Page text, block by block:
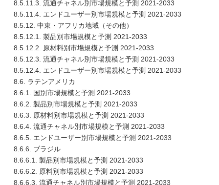
8.5.11.3. 流通チャネル別市場規模と予測 2021-2033
8.5.11.4. エンドユーザー別市場規模と予測 2021-2033
8.5.12. 中東・アフリカ地域（その他）
8.5.12.1. 製品別市場規模と予測 2021-2033
8.5.12.2. 原材料別市場規模と予測 2021-2033
8.5.12.3. 流通チャネル別市場規模と予測 2021-2033
8.5.12.4. エンドユーザー別市場規模と予測 2021-2033
8.6. ラテンアメリカ
8.6.1. 国別市場規模と予測 2021-2033
8.6.2. 製品別市場規模と予測 2021-2033
8.6.3. 原材料別市場規模と予測 2021-2033
8.6.4. 流通チャネル別市場規模と予測 2021-2033
8.6.5. エンドユーザー別市場規模と予測 2021-2033
8.6.6. ブラジル
8.6.6.1. 製品別市場規模と予測 2021-2033
8.6.6.2. 原料別市場規模と予測 2021-2033
8.6.6.3. 流通チャネル別市場規模と予測 2021-2033